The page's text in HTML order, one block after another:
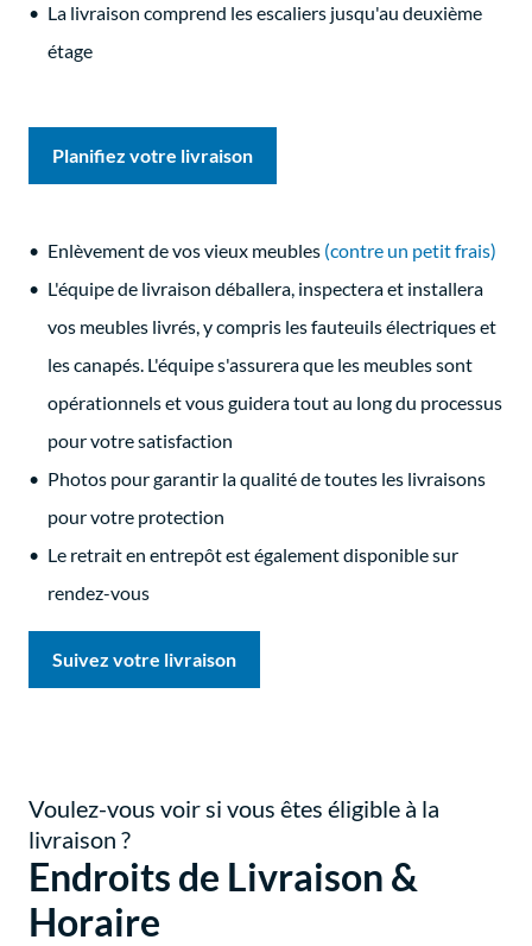
La livraison comprend les escaliers jusqu'au deuxième
étage
Planifiez votre livraison
Enlèvement de vos vieux meubles (contre un petit frais)
L'équipe de livraison déballera, inspectera et installera
vos meubles livrés, y compris les fauteuils électriques et
les canapés. L'équipe s'assurera que les meubles sont
opérationnels et vous guidera tout au long du processus
pour votre satisfaction
Photos pour garantir la qualité de toutes les livraisons
pour votre protection
Le retrait en entrepôt est également disponible sur
rendez-vous
Suivez votre livraison
Voulez-vous voir si vous êtes éligible à la
livraison ?
Endroits de Livraison &
Horaire